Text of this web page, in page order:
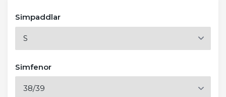
Simpaddlar
Simfenor